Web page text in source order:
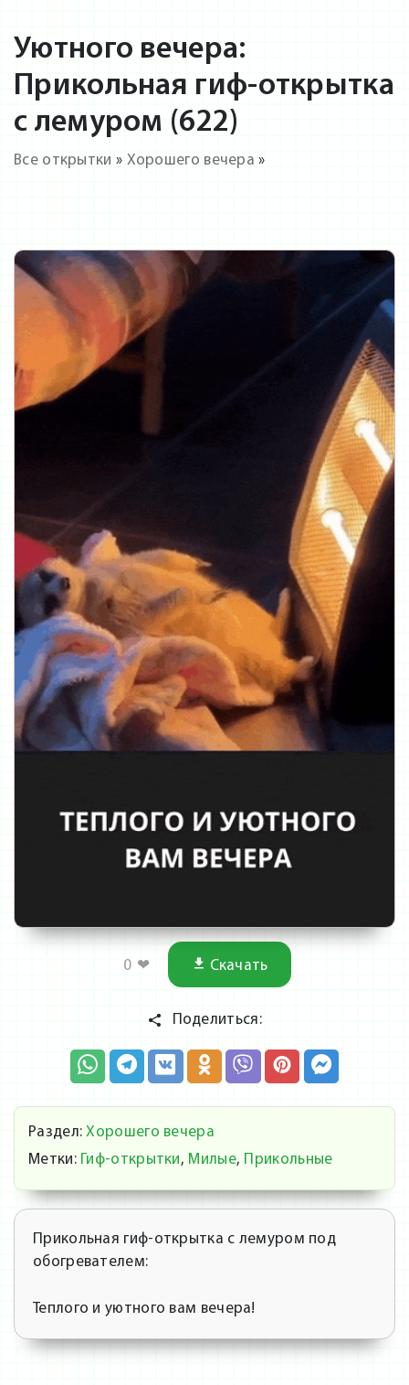
Уютного вечера:
Прикольная гиф-открытка
с лемуром (622)
Все открытки » Хорошего вечера »
0 ❤ Скачать
Поделиться:
Раздел: Хорошего вечера
Метки: Гиф-открытки, Милые, Прикольные
Прикольная гиф-открытка с лемуром под
обогревателем:
Теплого и уютного вам вечера!